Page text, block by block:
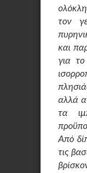
τον
και
για
αλλά
τα
Από
τις